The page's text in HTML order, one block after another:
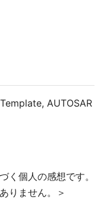
AUTOSAR
く個人の感想です。
りません。＞